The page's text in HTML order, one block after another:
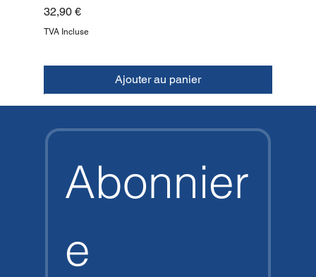
Prix
32,90 €
TVA Incluse
Ajouter au panier
Abonnier
e